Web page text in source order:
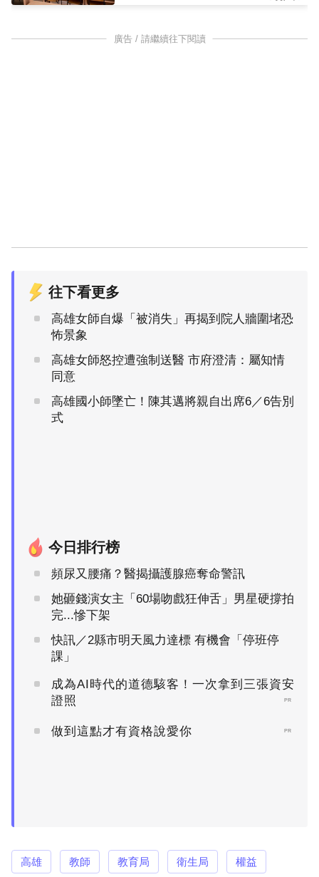
廣告 / 請繼續往下閱讀
往下看更多
高雄女師自爆「被消失」再揭到院人牆圍堵恐
怖景象
高雄女師怒控遭強制送醫 市府澄清：屬知情
同意
高雄國小師墜亡！陳其邁將親自出席6／6告別
式
今日排行榜
頻尿又腰痛？醫揭攝護腺癌奪命警訊
她砸錢演女主「60場吻戲狂伸舌」男星硬撐拍
完...慘下架
快訊／2縣市明天風力達標 有機會「停班停
課」
成為AI時代的道德駭客！一次拿到三張資安
證照
PR
做到這點才有資格說愛你 PR
高雄 教師 教育局 衛生局 權益